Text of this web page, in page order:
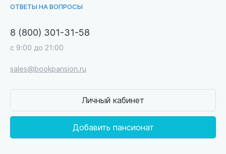
ОТВЕТЫ НА ВОПРОСЫ
8 (800) 301-31-58
с 9:00 до 21:00
sales@bookpansion.ru
Личный кабинет
Добавить пансионат